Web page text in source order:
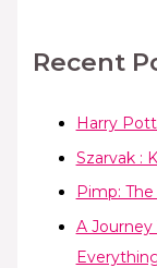
Recent
Harry
Szarvak :
Pimp:
A